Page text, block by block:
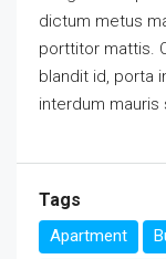
dictum metus
porttitor mattis.
blandit id, porta
interdum mauris
Tags
Apartment